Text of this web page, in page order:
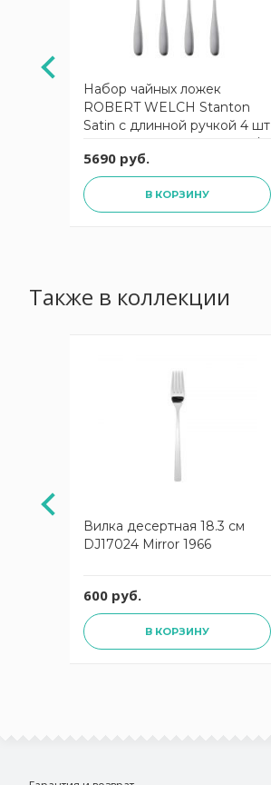
Набор чайных ложек
ROBERT WELCH Stanton
Satin с длинной ручкой 4 шт
матовая сталь STASA1025V/4
5690 руб.
В КОРЗИНУ
Также в коллекции
Вилка десертная 18.3 см
DJ17024 Mirror 1966
600 руб.
В КОРЗИНУ